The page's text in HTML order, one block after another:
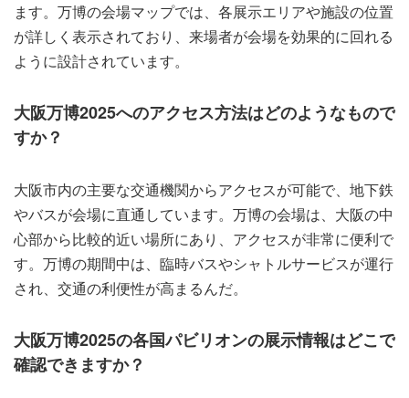
ます。万博の会場マップでは、各展示エリアや施設の位置
が詳しく表示されており、来場者が会場を効果的に回れる
ように設計されています。
大阪万博2025へのアクセス方法はどのようなもので
すか？
大阪市内の主要な交通機関からアクセスが可能で、地下鉄
やバスが会場に直通しています。万博の会場は、大阪の中
心部から比較的近い場所にあり、アクセスが非常に便利で
す。万博の期間中は、臨時バスやシャトルサービスが運行
され、交通の利便性が高まるんだ。
大阪万博2025の各国パビリオンの展示情報はどこで
確認できますか？